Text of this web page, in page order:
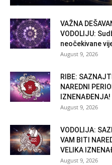
VAŽNA
VODOLIJU:
neočekivane
August 9, 2026
RIBE:
NAREDNI
IZNENAĐENJA!
August 9, 2026
VODOLIJA:
VAM BITI
VELIKA
August 9, 2026